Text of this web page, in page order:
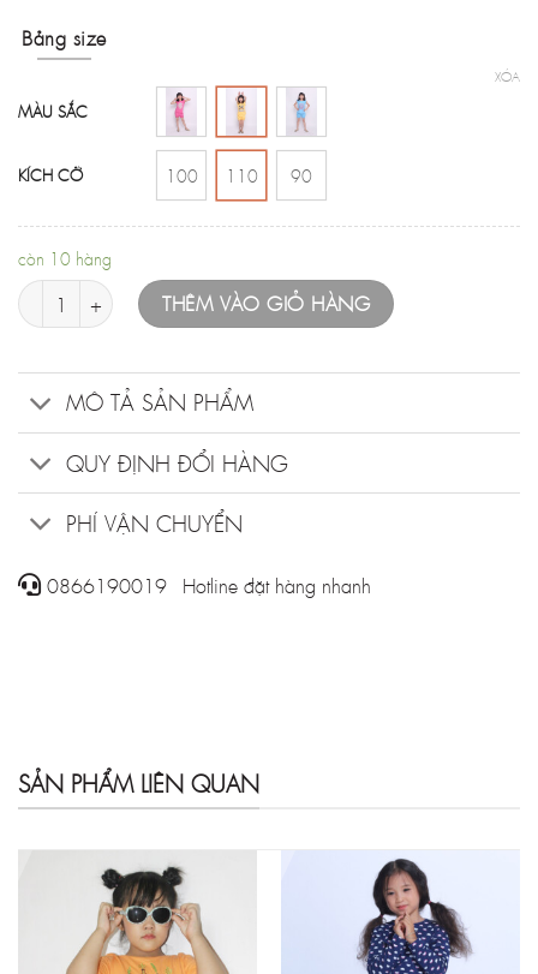
Bảng size
MÀU SẮC
KÍCH CỠ 100 110 90
XÓA
còn 10 hàng
Bộ quần áo ngắn tay bé gái số lượng
THÊM VÀO GIỎ HÀNG
MÔ TẢ SẢN PHẨM
QUY ĐỊNH ĐỔI HÀNG
PHÍ VẬN CHUYỂN
0866190019 - Hotline đặt hàng nhanh
SẢN PHẨM LIÊN QUAN